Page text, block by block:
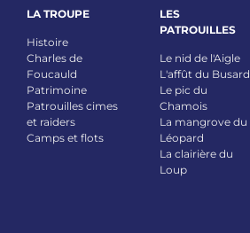
LA TROUPE
Histoire
Charles de
Foucauld
Patrimoine
Patrouilles cimes
et raiders
Camps et flots
LES
PATROUILLES
Le nid de l'Aigle
L'affût du Busard
Le pic du
Chamois
La mangrove du
Léopard
La clairière du
Loup